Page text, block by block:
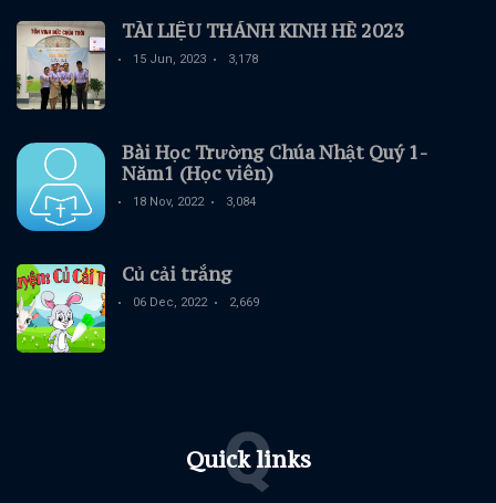
TÀI LIỆU THÁNH KINH HÈ 2023
15 Jun, 2023 3,178
Bài Học Trường Chúa Nhật Quý 1-
Năm1 (Học viên)
18 Nov, 2022 3,084
Củ cải trắng
06 Dec, 2022 2,669
Quick links
Q